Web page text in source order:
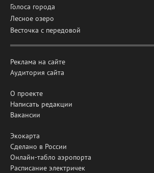
Голоса города
Лесное озеро
Весточка с передовой
Реклама на сайте
Аудитория сайта
О проекте
Написать редакции
Вакансии
Экокарта
Сделано в России
Онлайн-табло аэропорта
Расписание электричек